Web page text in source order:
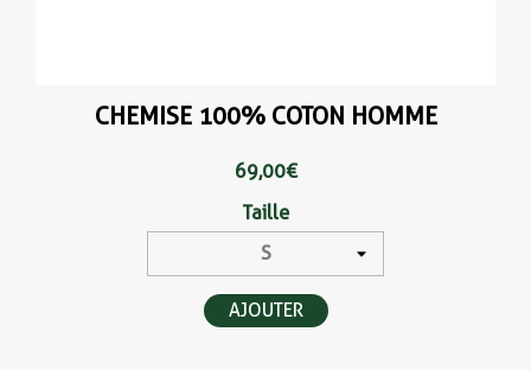
CHEMISE 100% COTON HOMME
69,00 €
Taille
AJOUTER